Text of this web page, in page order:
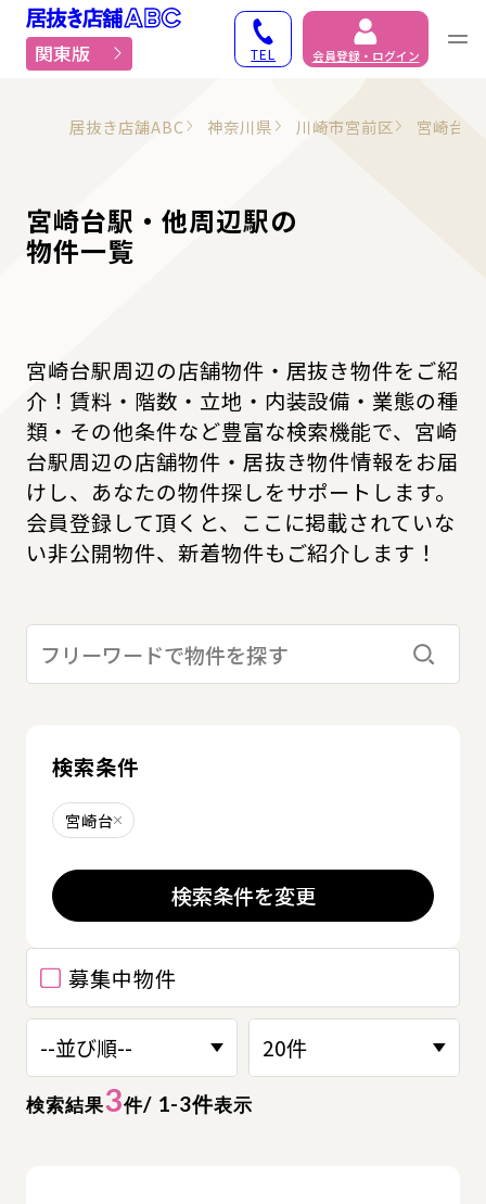
居抜き物件・貸店舗で
関東版 TEL 会員登録・ログイン
居抜き店舗ABC 神奈川県 川崎市宮前区 宮崎台
宮崎台駅・他周辺駅の
物件一覧
宮崎台駅周辺の店舗物件・居抜き物件をご紹
介！賃料・階数・立地・内装設備・業態の種
類・その他条件など豊富な検索機能で、宮崎
台駅周辺の店舗物件・居抜き物件情報をお届
けし、あなたの物件探しをサポートします。
会員登録して頂くと、ここに掲載されていな
い非公開物件、新着物件もご紹介します！
検索結果3件/ 1-3件表示
募集中物件
検索す
検索条件
宮崎台削除する
検索条件を変更